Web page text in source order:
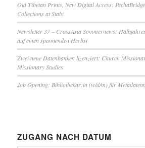
Old Tibetan Prints, New Digital Access:
Collections at Stabi
Newsletter 37 – CrossAsia Sommernews:
auf einen spannenden Herbst
Zwei neue Datenbanken lizenziert: Church
Missionary Studies
Job Opening: Bibliothekar:in (w/d/m) für
ZUGANG NACH DATUM